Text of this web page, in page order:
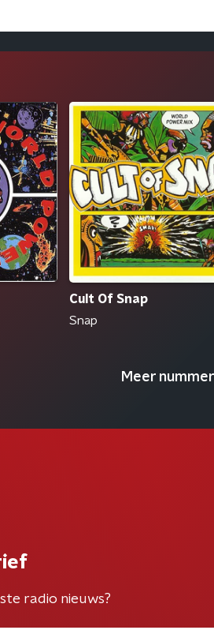
Cult Of Snap
Snap
Meer
radio nieuws?